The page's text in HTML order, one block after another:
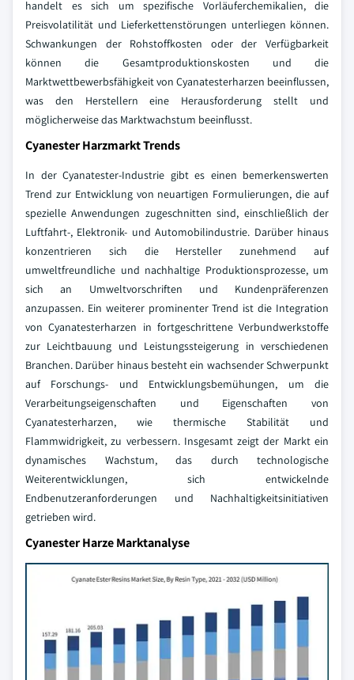
handelt es sich um spezifische Vorläuferchemikalien, die
Preisvolatilität und Lieferkettenstörungen unterliegen können.
Schwankungen der Rohstoffkosten oder der Verfügbarkeit
können die Gesamtproduktionskosten und die
Marktwettbewerbsfähigkeit von Cyanatesterharzen beeinflussen,
was den Herstellern eine Herausforderung stellt und
möglicherweise das Marktwachstum beeinflusst.
Cyanester Harzmarkt Trends
In der Cyanatester-Industrie gibt es einen bemerkenswerten
Trend zur Entwicklung von neuartigen Formulierungen, die auf
spezielle Anwendungen zugeschnitten sind, einschließlich der
Luftfahrt-, Elektronik- und Automobilindustrie. Darüber hinaus
konzentrieren sich die Hersteller zunehmend auf
umweltfreundliche und nachhaltige Produktionsprozesse, um
sich an Umweltvorschriften und Kundenpräferenzen
anzupassen. Ein weiterer prominenter Trend ist die Integration
von Cyanatesterharzen in fortgeschrittene Verbundwerkstoffe
zur Leichtbauung und Leistungssteigerung in verschiedenen
Branchen. Darüber hinaus besteht ein wachsender Schwerpunkt
auf Forschungs- und Entwicklungsbemühungen, um die
Verarbeitungseigenschaften und Eigenschaften von
Cyanatesterharzen, wie thermische Stabilität und
Flammwidrigkeit, zu verbessern. Insgesamt zeigt der Markt ein
dynamisches Wachstum, das durch technologische
Weiterentwicklungen, sich entwickelnde
Endbenutzeranforderungen und Nachhaltigkeitsinitiativen
getrieben wird.
Cyanester Harze Marktanalyse